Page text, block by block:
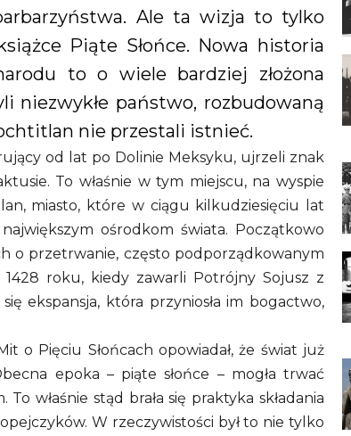
Ale ta wizja to tylko
Piąte Słońce. Nowa historia
to o wiele bardziej złożona
niezwykłe państwo, rozbudowaną
nie przestali istnieć.
od lat po Dolinie Meksyku, ujrzeli znak
To właśnie w tym miejscu, na wyspie
miasto, które w ciągu kilkudziesięciu lat
ośrodkom świata. Początkowo
o przetrwanie, często podporządkowanym
1428 roku, kiedy zawarli Potrójny Sojusz z
ekspansja, która przyniosła im bogactwo,
o Pięciu Słońcach opowiadał, że świat już
epoka – piąte słońce – mogła trwać
właśnie stąd brała się praktyka składania
W rzeczywistości był to nie tylko